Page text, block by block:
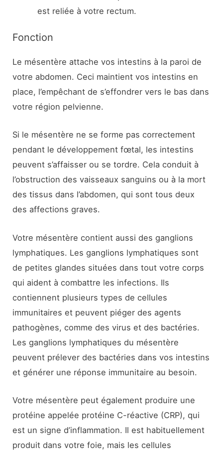
est reliée à votre rectum.
Fonction
Le mésentère attache vos intestins à la paroi de
votre abdomen. Ceci maintient vos intestins en
place, l’empêchant de s’effondrer vers le bas dans
votre région pelvienne.
Si le mésentère ne se forme pas correctement
pendant le développement fœtal, les intestins
peuvent s’affaisser ou se tordre. Cela conduit à
l’obstruction des vaisseaux sanguins ou à la mort
des tissus dans l’abdomen, qui sont tous deux
des affections graves.
Votre mésentère contient aussi des ganglions
lymphatiques. Les ganglions lymphatiques sont
de petites glandes situées dans tout votre corps
qui aident à combattre les infections. Ils
contiennent plusieurs types de cellules
immunitaires et peuvent piéger des agents
pathogènes, comme des virus et des bactéries.
Les ganglions lymphatiques du mésentère
peuvent prélever des bactéries dans vos intestins
et générer une réponse immunitaire au besoin.
Votre mésentère peut également produire une
protéine appelée protéine C-réactive (CRP), qui
est un signe d’inflammation. Il est habituellement
produit dans votre foie, mais les cellules